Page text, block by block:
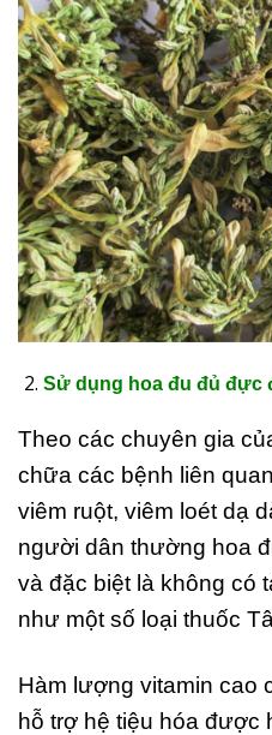
Sử dụng hoa đu đủ đực
Theo các chuyên gia
chữa các bệnh liên
viêm ruột, viêm loét dạ
người dân thường hoa
và đặc biệt là không có
như một số loại thuốc
Hàm lượng vitamin cao
hỗ trợ hệ tiệu hóa được